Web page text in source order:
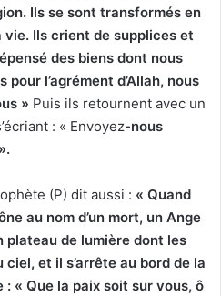
Ils se sont transformés en
vie. Ils crient de supplices et
des biens dont nous
l’agrément d’Allah, nous
» Puis ils retournent avec un
: « Envoyez-nous
(P) dit aussi : « Quand
au nom d’un mort, un Ange
plateau de lumière dont les
ciel, et il s’arrête au bord de la
« Que la paix soit sur vous, ô